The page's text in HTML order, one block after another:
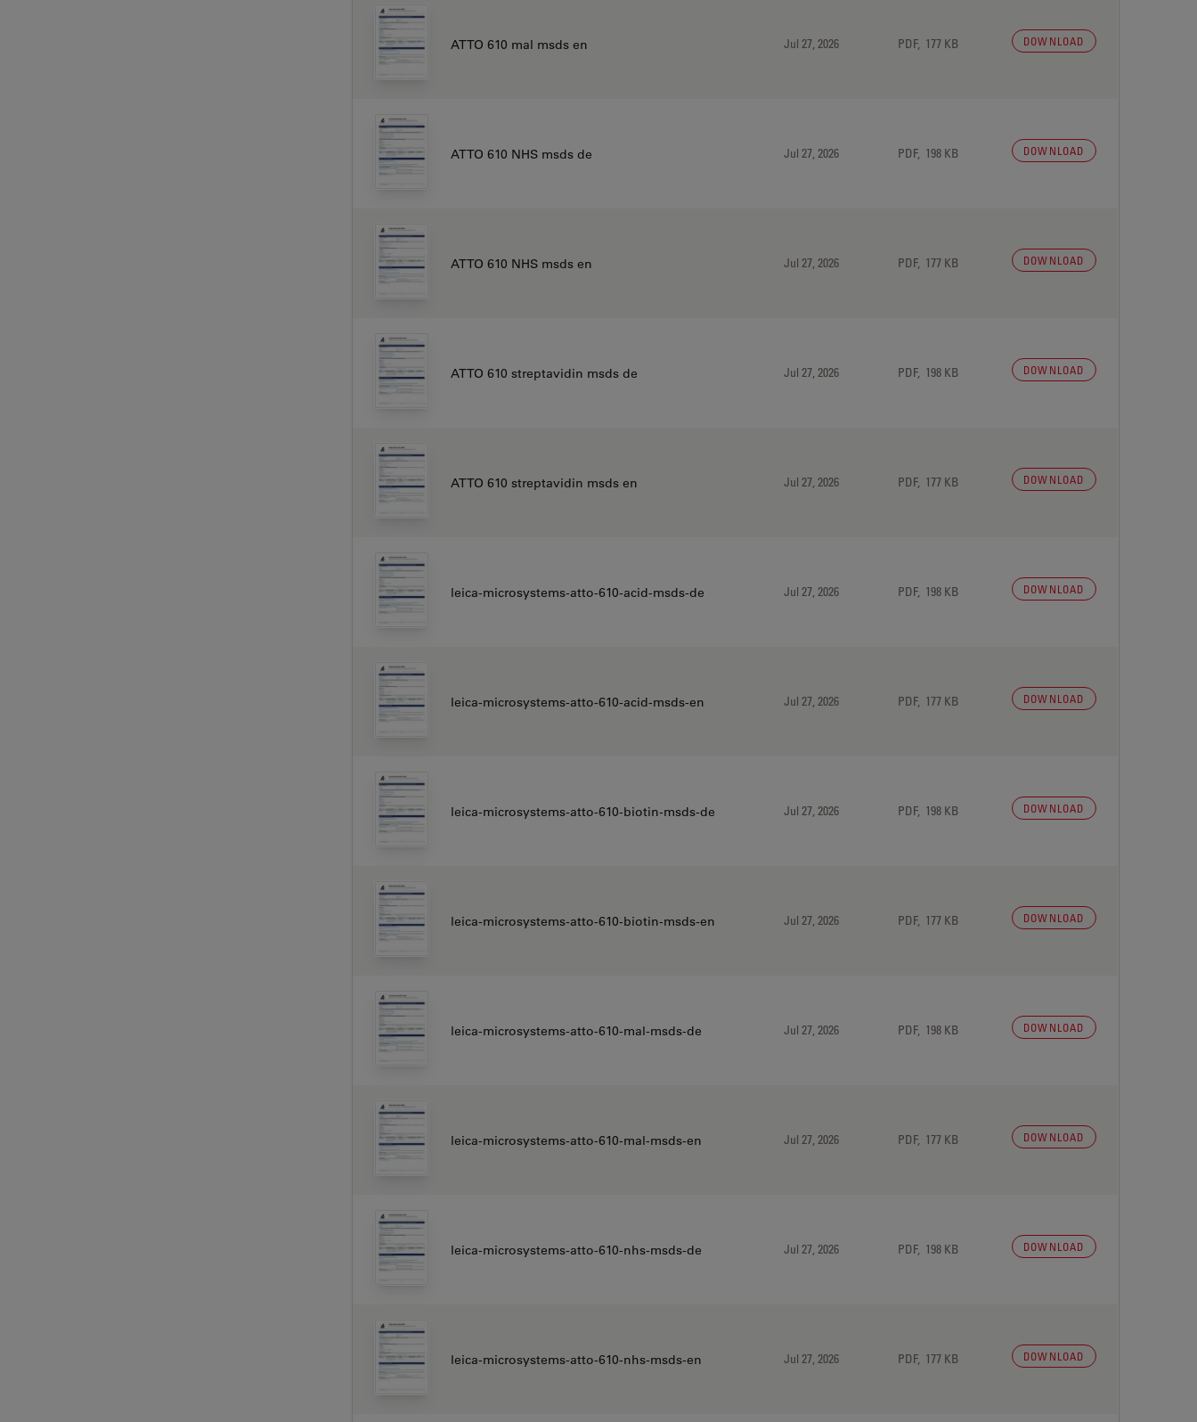
ATTO 610 mal msds en Jul 27, 2026 PDF, 177 KB DOWNLOAD
ATTO 610 NHS msds de Jul 27, 2026 PDF, 198 KB DOWNLOAD
ATTO 610 NHS msds en Jul 27, 2026 PDF, 177 KB DOWNLOAD
ATTO 610 streptavidin msds de Jul 27, 2026 PDF, 198 KB DOWNLOAD
ATTO 610 streptavidin msds en Jul 27, 2026 PDF, 177 KB DOWNLOAD
leica-microsystems-atto-610-acid-msds-de Jul 27, 2026 PDF, 198 KB DOWNLOAD
leica-microsystems-atto-610-acid-msds-en Jul 27, 2026 PDF, 177 KB DOWNLOAD
leica-microsystems-atto-610-biotin-msds-de Jul 27, 2026 PDF, 198 KB DOWNLOAD
leica-microsystems-atto-610-biotin-msds-en Jul 27, 2026 PDF, 177 KB DOWNLOAD
leica-microsystems-atto-610-mal-msds-de Jul 27, 2026 PDF, 198 KB DOWNLOAD
leica-microsystems-atto-610-mal-msds-en Jul 27, 2026 PDF, 177 KB DOWNLOAD
leica-microsystems-atto-610-nhs-msds-de Jul 27, 2026 PDF, 198 KB DOWNLOAD
leica-microsystems-atto-610-nhs-msds-en Jul 27, 2026 PDF, 177 KB DOWNLOAD